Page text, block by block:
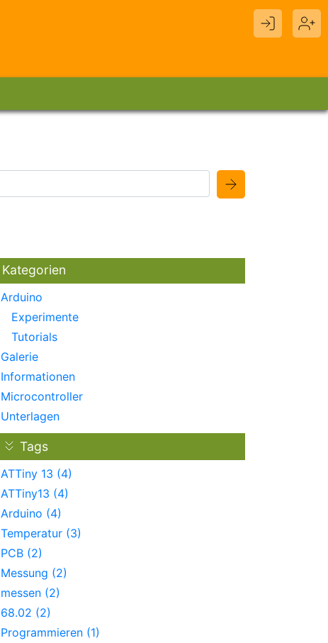
Kategorien
Arduino
Experimente
Tutorials
Galerie
Informationen
Microcontroller
Unterlagen
Tags
ATTiny 13 (4)
ATTiny13 (4)
Arduino (4)
Temperatur (3)
PCB (2)
Messung (2)
messen (2)
68.02 (2)
Programmieren (1)